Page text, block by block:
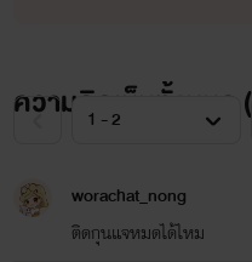
ความคิดเห็นทั้งหมด (
worachat_nong
ติดกุนแจหมดได้ไหม